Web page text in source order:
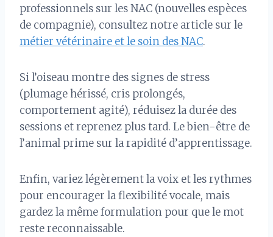
professionnels sur les NAC (nouvelles espèces
de compagnie), consultez notre article sur le
métier vétérinaire et le soin des NAC.
Si l’oiseau montre des signes de stress
(plumage hérissé, cris prolongés,
comportement agité), réduisez la durée des
sessions et reprenez plus tard. Le bien-être de
l’animal prime sur la rapidité d’apprentissage.
Enfin, variez légèrement la voix et les rythmes
pour encourager la flexibilité vocale, mais
gardez la même formulation pour que le mot
reste reconnaissable.